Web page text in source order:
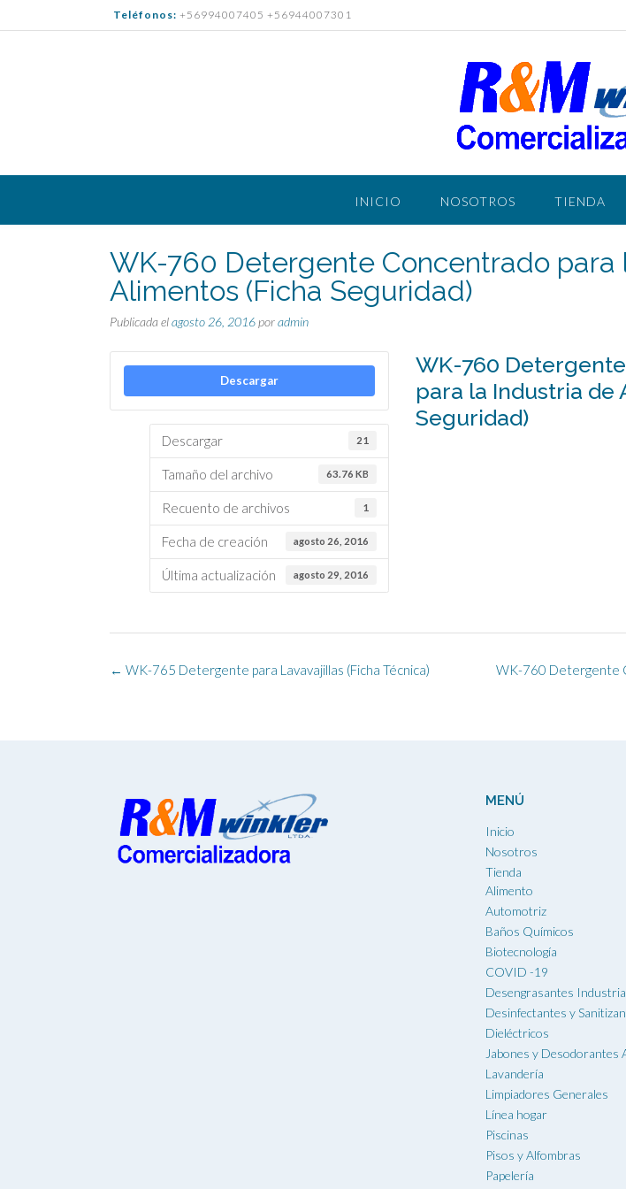
al
Teléfonos: +56994007405 +56944007301
INICIO NOSOTROS TIENDA
WK-760 Detergente Concentrado para
Alimentos (Ficha Seguridad)
Publicada elagosto 26, 2016poradmin
Descargar
Descargar 21
Tamaño del archivo 63.76 KB
Recuento de archivos 1
Fecha de creación agosto 26, 2016
Última actualización agosto 29, 2016
WK-760
para la Industria de
Seguridad)
Navegación
WK-760 Detergente
← WK-765 Detergente para Lavavajillas (Ficha Técnica)
MENÚ
Inicio
Nosotros
Tienda
Alimento
Automotriz
Baños Químicos
Biotecnología
COVID -19
Desengrasantes
Desinfectantes y
Dieléctricos
Jabones y Desodorantes
Lavandería
Limpiadores Generales
Línea hogar
Piscinas
Pisos y Alfombras
Papelería